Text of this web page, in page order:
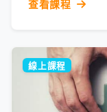
查看課程
線上課程